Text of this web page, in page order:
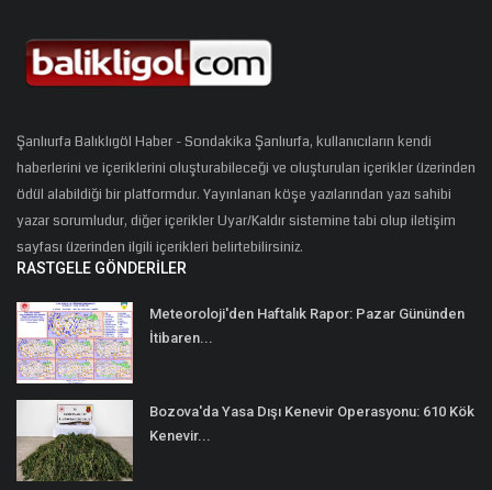
Şanlıurfa Balıklıgöl Haber - Sondakika Şanlıurfa, kullanıcıların kendi
haberlerini ve içeriklerini oluşturabileceği ve oluşturulan içerikler üzerinden
ödül alabildiği bir platformdur. Yayınlanan köşe yazılarından yazı sahibi
yazar sorumludur, diğer içerikler Uyar/Kaldır sistemine tabi olup iletişim
sayfası üzerinden ilgili içerikleri belirtebilirsiniz.
RASTGELE GÖNDERILER
Meteoroloji'den Haftalık Rapor: Pazar Gününden
İtibaren...
Bozova'da Yasa Dışı Kenevir Operasyonu: 610 Kök
Kenevir...